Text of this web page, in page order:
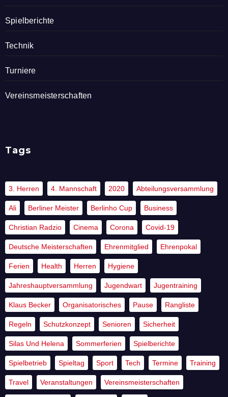
Spielberichte
Technik
Turniere
Vereinsmeisterschaften
Tags
3. Herren 4. Mannschaft 2020 Abteilungsversammlung
Ali Berliner Meister Berlinho Cup Business
Christian Radzio Cinema Corona Covid-19
Deutsche Meisterschaften Ehrenmitglied Ehrenpokal
Ferien Health Herren Hygiene
Jahreshauptversammlung Jugendwart Jugentraining
Klaus Becker Organisatorisches Pause Rangliste
Regeln Schutzkonzept Senioren Sicherheit
Silas Und Helena Sommerferien Spielberichte
Spielbetrieb Spieltag Sport Tech Termine Training
Travel Veranstaltungen Vereinsmeisterschaften